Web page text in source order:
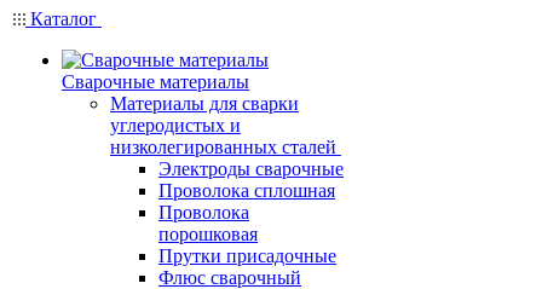
Каталог
Сварочные материалы
Материалы для сварки
углеродистых и
низколегированных сталей
Электроды сварочные
Проволока сплошная
Проволока
порошковая
Прутки присадочные
Флюс сварочный